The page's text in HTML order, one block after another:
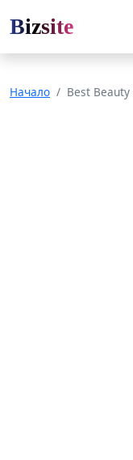
Bizsite
Начало Best Beauty